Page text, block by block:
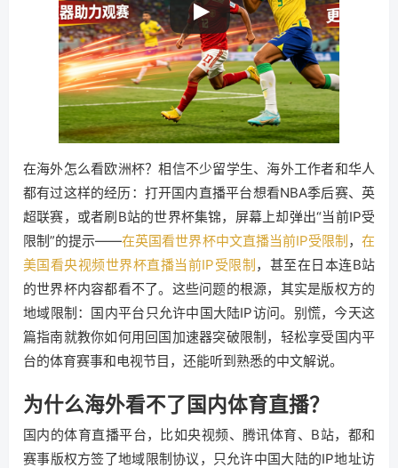
在海外怎么看欧洲杯？相信不少留学生、海外工作者和华人
都有过这样的经历：打开国内直播平台想看NBA季后赛、英
超联赛，或者刷B站的世界杯集锦，屏幕上却弹出“当前IP受
限制”的提示——在英国看世界杯中文直播当前IP受限制，在
美国看央视频世界杯直播当前IP受限制，甚至在日本连B站
的世界杯内容都看不了。这些问题的根源，其实是版权方的
地域限制：国内平台只允许中国大陆IP访问。别慌，今天这
篇指南就教你如何用回国加速器突破限制，轻松享受国内平
台的体育赛事和电视节目，还能听到熟悉的中文解说。
为什么海外看不了国内体育直播？
国内的体育直播平台，比如央视频、腾讯体育、B站，都和
赛事版权方签了地域限制协议，只允许中国大陆的IP地址访